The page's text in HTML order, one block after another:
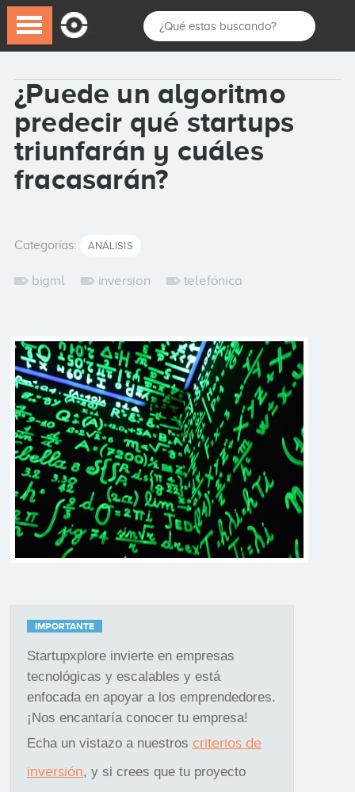
¿Puede un algoritmo
predecir qué startups
triunfarán y cuáles
fracasarán?
Categorías: ANÁLISIS
bigml inversion telefónica
IMPORTANTE
Startupxplore invierte en empresas
tecnológicas y escalables y está
enfocada en apoyar a los emprendedores.
¡Nos encantaría conocer tu empresa!
Echa un vistazo a nuestros criterios de
inversión, y si crees que tu proyecto